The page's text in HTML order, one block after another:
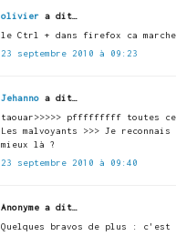
olivier a dit…
le Ctrl + dans firefox ca marche
23 septembre 2010 à 09:23
Jehanno a dit…
taouar>>>>> pfffffffff toutes
Les malvoyants >>> Je
mieux là ?
23 septembre 2010 à 09:40
Anonyme a dit…
Quelques bravos de plus :